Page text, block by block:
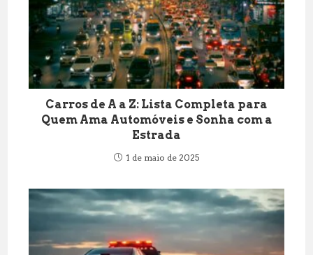
Carros de A a Z: Lista Completa para
Quem Ama Automóveis e Sonha com a
Estrada
1 de maio de 2025